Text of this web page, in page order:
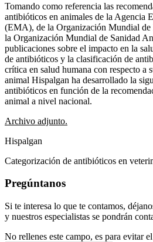
Tomando como referencia las
antibióticos en animales de la Agencia
(EMA), de la Organización Mundial
la Organización Mundial de Sanidad
publicaciones sobre el impacto en la
de antibióticos y la clasificación de
crítica en salud humana con respecto a
animal Hispalgan ha desarrollado la
antibióticos en función de la
animal a nivel nacional.
Archivo adjunto.
Hispalgan
Categorización de antibióticos en
Pregúntanos
Si te interesa lo que te contamos,
y nuestros especialistas se pondrán
No rellenes este campo, es para evitar